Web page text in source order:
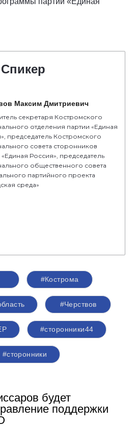
Спикер
Максим Дмитриевич
секретаря Костромского
отделения партии «Единая
председатель Костромского
совета сторонников
«Единая Россия», председатель
общественного совета
партийного проекта
среда»
#Кострома
#Черствов
#сторонники44
#сторонники
будет
поддержки